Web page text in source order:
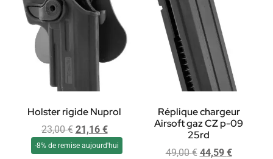
Holster rigide Nuprol
23,00€ 21,16 €
-8% de remise aujourd'hui
Réplique chargeur
Airsoft gaz CZ p-09
25rd
49,00€ 44,59 €